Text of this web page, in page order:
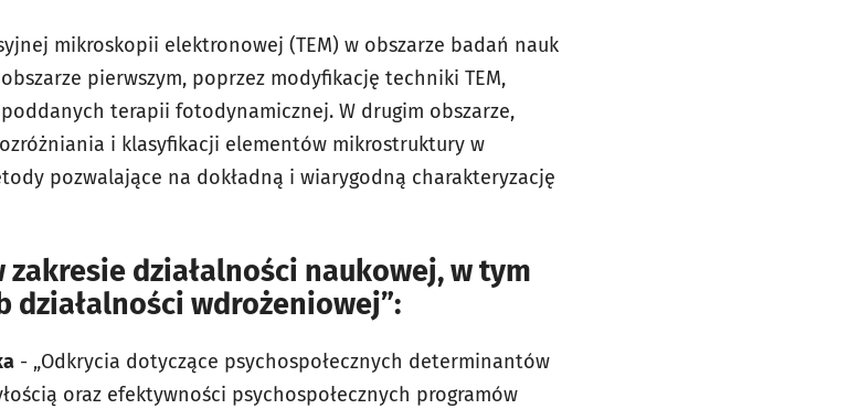
mikroskopii elektronowej (TEM) w obszarze badań nauk
pierwszym, poprzez modyfikację techniki TEM,
terapii fotodynamicznej. W drugim obszarze,
i klasyfikacji elementów mikrostruktury w
pozwalające na dokładną i wiarygodną charakteryzację
działalności naukowej, w tym
działalności wdrożeniowej”:
- „Odkrycia dotyczące psychospołecznych determinantów
oraz efektywności psychospołecznych programów